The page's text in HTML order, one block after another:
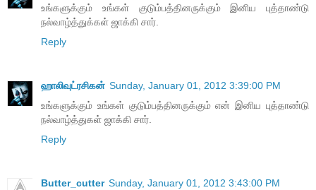
உங்களுக்கும் உங்கள் குடும்பத்தினருக்கும் இனிய புத்தாண்டு
நல்வாழ்த்துக்கள் ஜாக்கி சார்.
Reply
ஹாலிவுட்ரசிகன் Sunday, January 01, 2012 3:39:00 PM
உங்களுக்கும் உங்கள் குடும்பத்தினருக்கும் என் இனிய புத்தாண்டு
நல்வாழ்த்துகள் ஜாக்கி சார்.
Reply
Butter_cutter Sunday, January 01, 2012 3:43:00 PM